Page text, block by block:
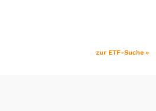
zur ETF-Suche »